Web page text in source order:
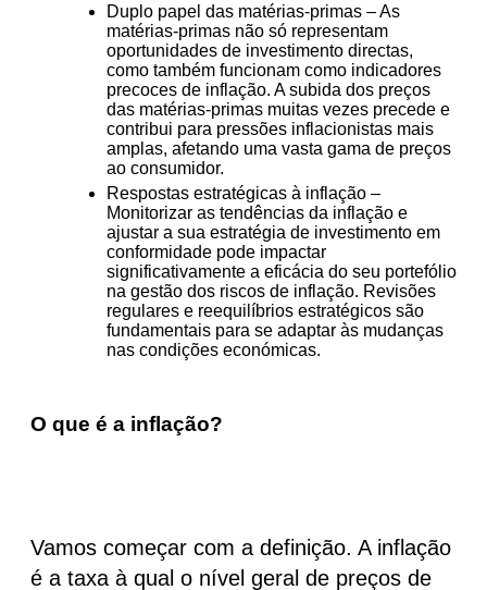
Duplo papel das matérias-primas – As
matérias-primas não só representam
oportunidades de investimento directas,
como também funcionam como indicadores
precoces de inflação. A subida dos preços
das matérias-primas muitas vezes precede e
contribui para pressões inflacionistas mais
amplas, afetando uma vasta gama de preços
ao consumidor.
Respostas estratégicas à inflação –
Monitorizar as tendências da inflação e
ajustar a sua estratégia de investimento em
conformidade pode impactar
significativamente a eficácia do seu portefólio
na gestão dos riscos de inflação. Revisões
regulares e reequilíbrios estratégicos são
fundamentais para se adaptar às mudanças
nas condições económicas.
O que é a inflação?
Vamos começar com a definição. A inflação
é a taxa à qual o nível geral de preços de